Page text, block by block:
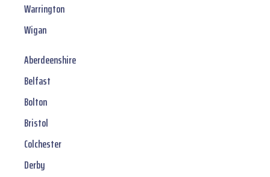
Warrington
Wigan
Aberdeenshire
Belfast
Bolton
Bristol
Colchester
Derby